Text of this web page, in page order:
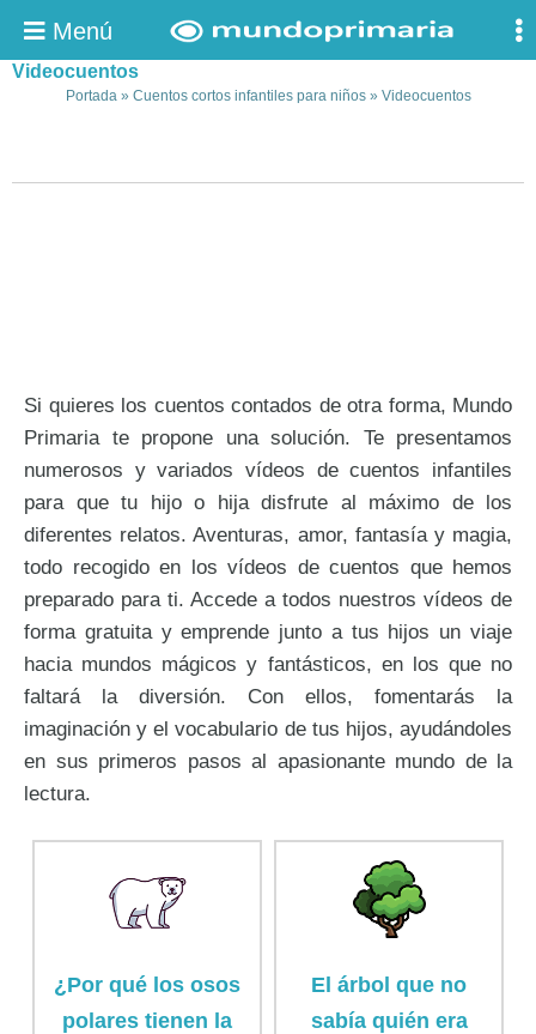
Menú
Videocuentos
Portada» Cuentos cortos infantiles para niños» Videocuentos
Si quieres los cuentos contados de otra forma, Mundo
Primaria te propone una solución. Te presentamos
numerosos y variados vídeos de cuentos infantiles
para que tu hijo o hija disfrute al máximo de los
diferentes relatos. Aventuras, amor, fantasía y magia,
todo recogido en los vídeos de cuentos que hemos
preparado para ti. Accede a todos nuestros vídeos de
forma gratuita y emprende junto a tus hijos un viaje
hacia mundos mágicos y fantásticos, en los que no
faltará la diversión. Con ellos, fomentarás la
imaginación y el vocabulario de tus hijos, ayudándoles
en sus primeros pasos al apasionante mundo de la
lectura.
¿Por qué los osos
polares tienen la
El árbol que no
sabía quién era